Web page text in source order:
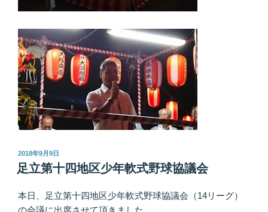
投
稿
日:
2018年9月9日
足立第十四地区少年軟式野球協議会
本日、足立第十四地区少年軟式野球協議会（14リーグ）